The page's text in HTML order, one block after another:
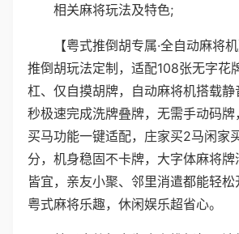
相关麻将玩法及特色;
【粤式推倒胡专属·全自动麻将
推倒胡玩法定制，适配108张无字花
杠、仅自摸胡牌，自动麻将机搭载
秒极速完成洗牌叠牌，无需手动码牌
买马功能一键适配，庄家买2马闲家
分，机身稳固不卡牌，大字体麻将
皆宜，亲友小聚、邻里消遣都能轻
粤式麻将乐趣，休闲娱乐超省心。